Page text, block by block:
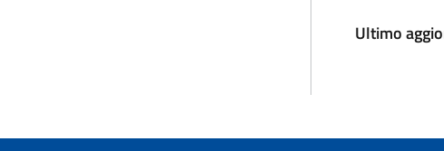
Ultimo